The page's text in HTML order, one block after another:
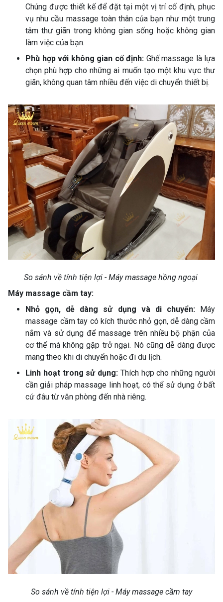
Chúng được thiết kế để đặt tại một vị trí cố định, phục
vụ nhu cầu massage toàn thân của bạn như một trung
tâm thư giãn trong không gian sống hoặc không gian
làm việc của bạn.
Phù hợp với không gian cố định: Ghế massage là lựa
chọn phù hợp cho những ai muốn tạo một khu vực thư
giãn, không quan tâm nhiều đến việc di chuyển thiết bị.
So sánh về tính tiện lợi - Máy massage hồng ngoại
Máy massage cầm tay:
Nhỏ gọn, dễ dàng sử dụng và di chuyển:Máy
massage cầm tay có kích thước nhỏ gọn, dễ dàng cầm
nắm và sử dụng để massage trên nhiều bộ phận của
cơ thể mà không gặp trở ngại. Nó cũng dễ dàng được
mang theo khi di chuyển hoặc đi du lịch.
Linh hoạt trong sử dụng: Thích hợp cho những người
cần giải pháp massage linh hoạt, có thể sử dụng ở bất
cứ đâu từ văn phòng đến nhà riêng.
So sánh về tính tiện lợi - Máy massage cầm tay